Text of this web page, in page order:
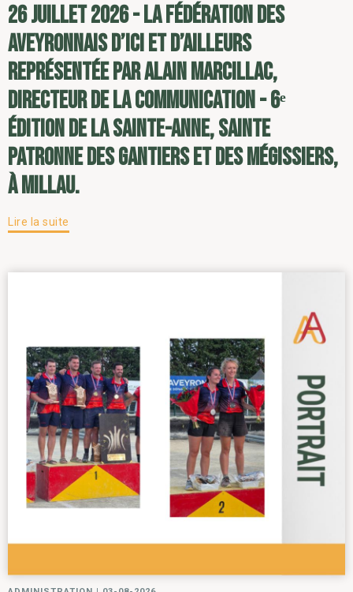
26 juillet 2026 - la Fédération des
Aveyronnais d’ici et d’ailleurs
représentée par Alain Marcillac,
directeur de la communication - 6ᵉ
édition de la Sainte-Anne, sainte
patronne des gantiers et des mégissiers,
à Millau.
Lire la suite